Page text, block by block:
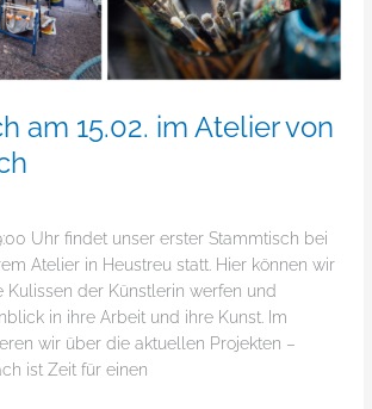
am 15.02. im Atelier von
Uhr findet unser erster Stammtisch bei
Atelier in Heustreu statt. Hier können wir
Kulissen der Künstlerin werfen und
in ihre Arbeit und ihre Kunst. Im
wir über die aktuellen Projekten –
ist Zeit für einen